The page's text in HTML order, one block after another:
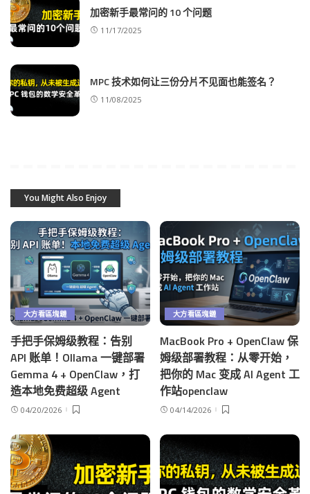
加密新手最常问的 10 个问题
11/17/2025
MPC 技术如何让三份分片不见面也能签名？
11/08/2025
You Might Also Enjoy
大方看區塊鏈
手把手保姆级教程：告别
API 账单！Ollama 一键部署
Gemma 4 + OpenClaw，打
造本地免费超级 Agent
04/20/2026
大方看區塊鏈
MacBook Pro + OpenClaw 保
姆级部署教程：从零开始，
把你的 Mac 变成 AI Agent 工
作站openclaw
04/14/2026